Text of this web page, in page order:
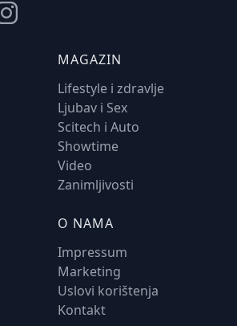
MAGAZIN
Lifestyle i zdravlje
Ljubav i Sex
Scitech i Auto
Showtime
Video
Zanimljivosti
O NAMA
Impressum
Marketing
Uslovi korištenja
Kontakt